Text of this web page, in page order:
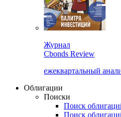
Cbonds Review
ежеквартальный